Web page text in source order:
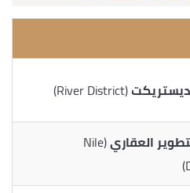
(River District)
العقاري (Nile